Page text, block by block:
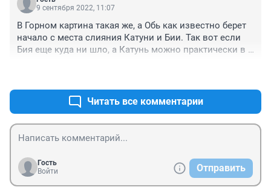
на дамбу уже и ниже по течению берега нужно
города за 20 лет острова повырастали. Это рано или
поздно приведет к затоплению.
9 сентября 2022, 11:07
В Горном картина такая же, а Обь как известно берет
начало с места слияния Катуни и Бии. Так вот если
Бия еще куда ни шло, а Катунь можно практически в
фотографий.
Читать все комментарии
Гость
Войти
Отправить